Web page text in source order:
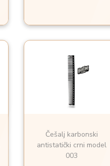
Češalj karbonski
antistatički crni model
003